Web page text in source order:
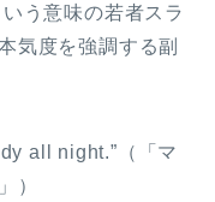
う意味の若者スラ
気度を強調する副
all night.”（「マ
）